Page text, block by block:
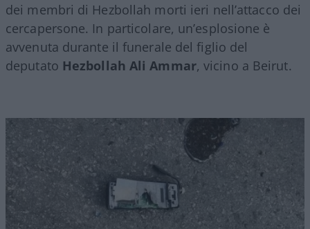
dei membri di Hezbollah morti ieri nell’attacco dei
cercapersone. In particolare, un’esplosione è
avvenuta durante il funerale del figlio del
deputato Hezbollah Ali Ammar, vicino a Beirut.